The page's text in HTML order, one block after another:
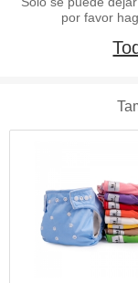
por favor